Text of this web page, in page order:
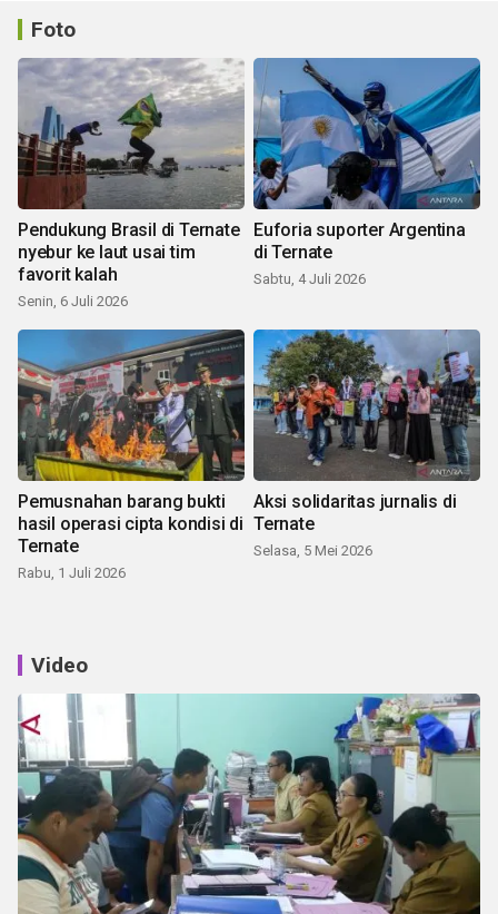
Foto
Pendukung Brasil di Ternate
nyebur ke laut usai tim
favorit kalah
Senin, 6 Juli 2026
Euforia suporter Argentina
di Ternate
Sabtu, 4 Juli 2026
Pemusnahan barang bukti
hasil operasi cipta kondisi di
Ternate
Rabu, 1 Juli 2026
Aksi solidaritas jurnalis di
Ternate
Selasa, 5 Mei 2026
Video